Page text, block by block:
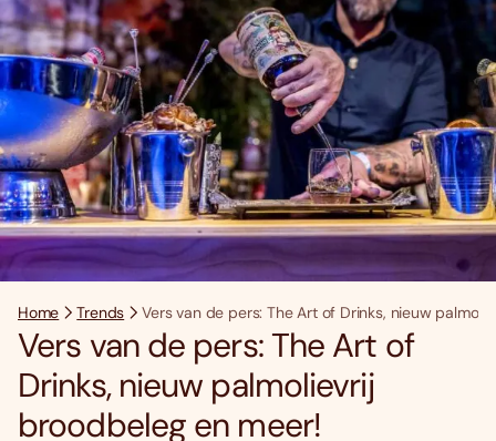
Home Trends Vers van de pers: The Art of Drinks, nieuw
Vers van de pers: The Art of
Drinks, nieuw palmolievrij
broodbeleg en meer!